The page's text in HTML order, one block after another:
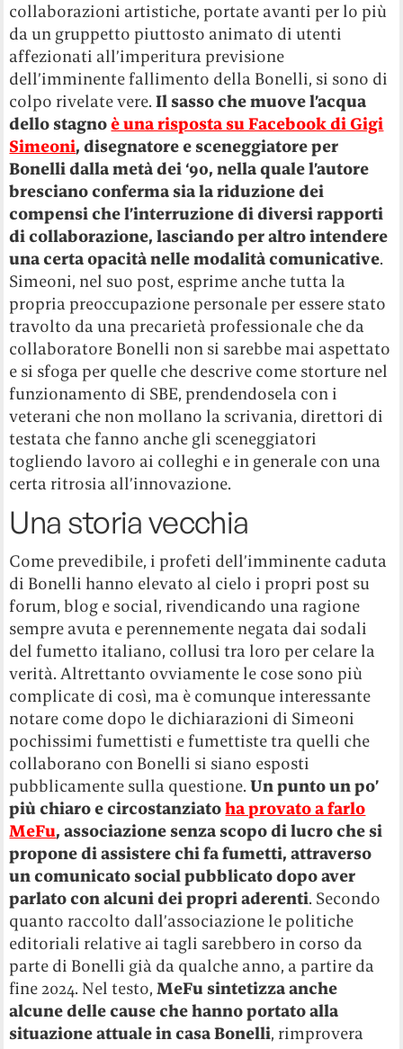
collaborazioni artistiche, portate avanti per lo più
da un gruppetto piuttosto animato di utenti
affezionati all’imperitura previsione
dell’imminente fallimento della Bonelli, si sono di
colpo rivelate vere.Il sasso che muove l’acqua
dello stagnoè una risposta su Facebook di Gigi
Simeoni, disegnatore e sceneggiatore per
Bonelli dalla metà dei ‘90, nella quale l’autore
bresciano conferma sia la riduzione dei
compensi che l’interruzione di diversi rapporti
di collaborazione, lasciando per altro intendere
una certa opacità nelle modalità comunicative.
Simeoni, nel suo post, esprime anche tutta la
propria preoccupazione personale per essere stato
travolto da una precarietà professionale che da
collaboratore Bonelli non si sarebbe mai aspettato
e si sfoga per quelle che descrive come storture nel
funzionamento di SBE, prendendosela con i
veterani che non mollano la scrivania, direttori di
testata che fanno anche gli sceneggiatori
togliendo lavoro ai colleghi e in generale con una
certa ritrosia all’innovazione.
Una storia vecchia
Come prevedibile, i profeti dell’imminente caduta
di Bonelli hanno elevato al cielo i propri post su
forum, blog e social, rivendicando una ragione
sempre avuta e perennemente negata dai sodali
del fumetto italiano, collusi tra loro per celare la
verità. Altrettanto ovviamente le cose sono più
complicate di così, ma è comunque interessante
notare come dopo le dichiarazioni di Simeoni
pochissimi fumettisti e fumettiste tra quelli che
collaborano con Bonelli si siano esposti
pubblicamente sulla questione.Un punto un po’
più chiaro e circostanziatoha provato a farlo
MeFu, associazione senza scopo di lucro che si
propone di assistere chi fa fumetti, attraverso
un comunicato social pubblicato dopo aver
parlato con alcuni dei propri aderenti. Secondo
quanto raccolto dall’associazione le politiche
editoriali relative ai tagli sarebbero in corso da
parte di Bonelli già da qualche anno, a partire da
fine 2024. Nel testo,MeFu sintetizza anche
alcune delle cause che hanno portato alla
situazione attuale in casa Bonelli, rimprovera